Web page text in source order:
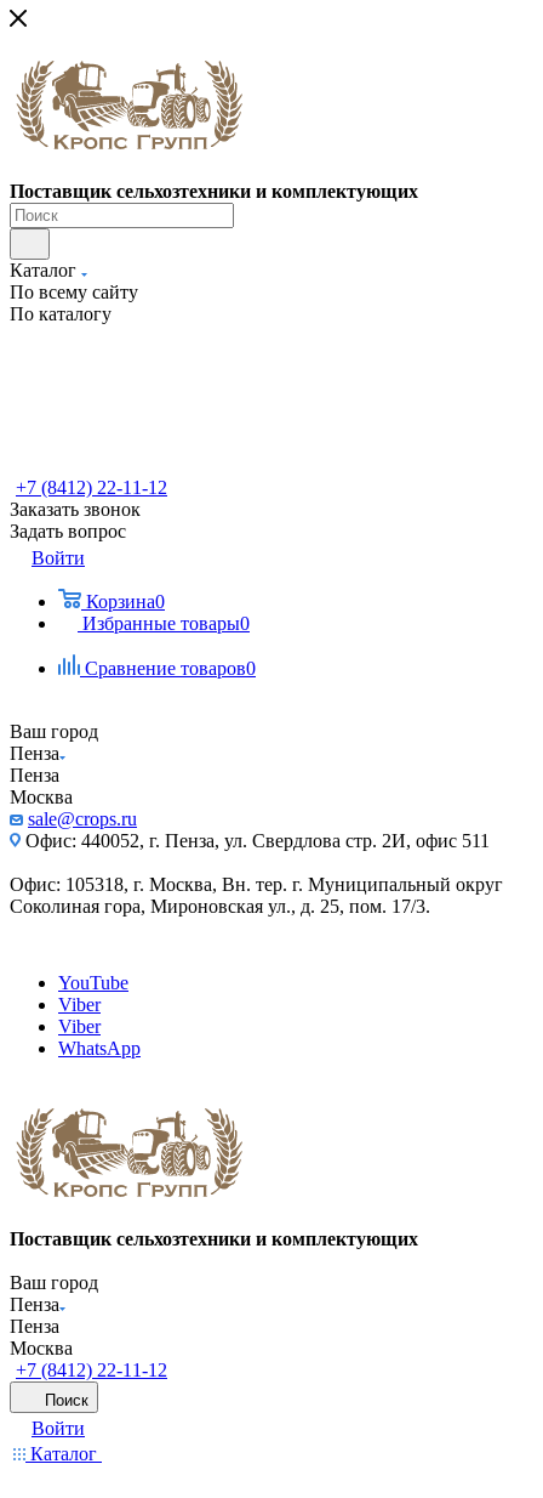
Поставщик сельхозтехники и комплектующих
Каталог
По всему сайту
По каталогу
+7 (8412) 22-11-12
Заказать звонок
Задать вопрос
Войти
Корзина0
Избранные товары0
Сравнение товаров0
Ваш город
Пенза
Пенза
Москва
sale@crops.ru
Офис: 440052, г. Пенза, ул. Свердлова стр. 2И, офис 511
Офис: 105318, г. Москва, Вн. тер. г. Муниципальный округ
Соколиная гора, Мироновская ул., д. 25, пом. 17/3.
YouTube
Viber
Viber
WhatsApp
Поставщик сельхозтехники и комплектующих
Ваш город
Пенза
Пенза
Москва
+7 (8412) 22-11-12
Поиск
Войти
Каталог